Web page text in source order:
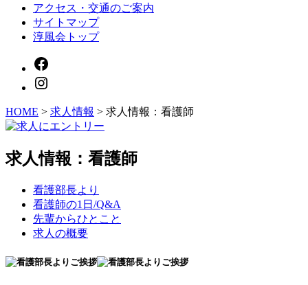
示
アクセス・交通のご案内
サイトマップ
淳風会トップ
HOME > 求人情報 > 求人情報：看護師
求人情報：看護師
看護部長より
看護師の1日/Q&A
先輩からひとこと
求人の概要